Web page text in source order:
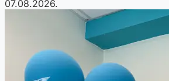
07.08.2026.